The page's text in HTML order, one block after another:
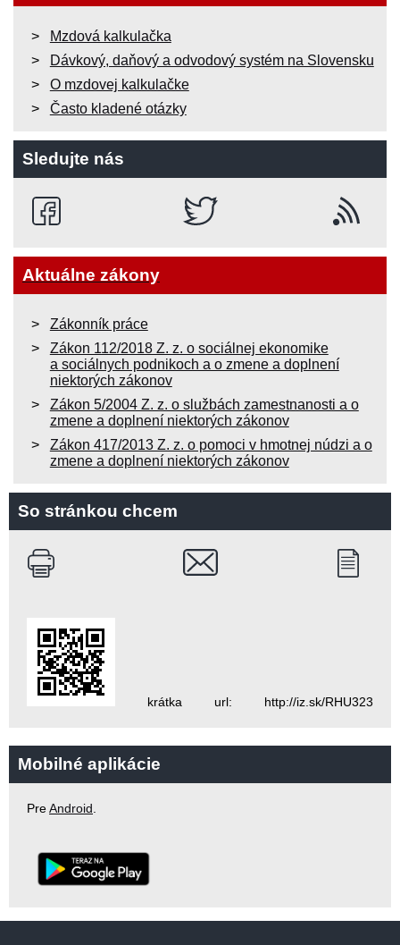
Mzdová kalkulačka
Dávkový, daňový a odvodový systém na Slovensku
O mzdovej kalkulačke
Často kladené otázky
Sledujte nás
Aktuálne zákony
Zákonník práce
Zákon 112/2018 Z. z. o sociálnej ekonomike
a sociálnych podnikoch a o zmene a doplnení
niektorých zákonov
Zákon 5/2004 Z. z. o službách zamestnanosti a o
zmene a doplnení niektorých zákonov
Zákon 417/2013 Z. z. o pomoci v hmotnej núdzi a o
zmene a doplnení niektorých zákonov
So stránkou chcem
krátka url: http://iz.sk/RHU323
Mobilné aplikácie
PreAndroid.